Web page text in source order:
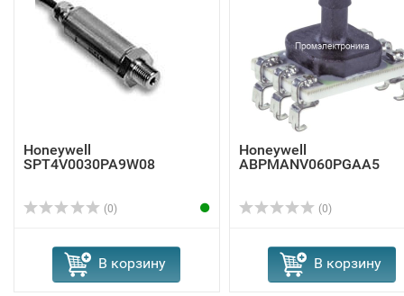
Honeywell
SPT4V0030PA9W08
(0)
В корзину
Honeywell
ABPMANV060PGAA5
(0)
В корзину